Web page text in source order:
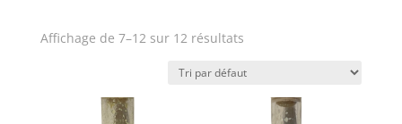
Affichage de 7–12 sur 12 résultats